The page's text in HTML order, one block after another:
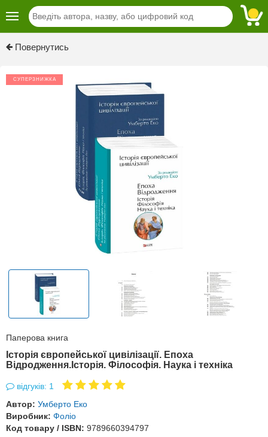
Повернутись
СУПЕРЗНИЖКА
Паперова книга
Історія європейської цивілізації. Епоха
Відродження.Історія. Філософія. Наука і техніка
відгуків: 1
Автор: Умберто Еко
Виробник: Фоліо
Код товару / ISBN: 9789660394797